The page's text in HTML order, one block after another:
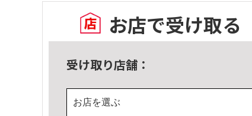
お店で受け取る
受け取り店舗：
お店を選ぶ